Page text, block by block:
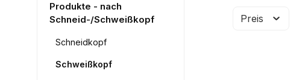
Produkte - nach
Schneid-/Schweißkopf
Schneidkopf
Schweißkopf
Preis